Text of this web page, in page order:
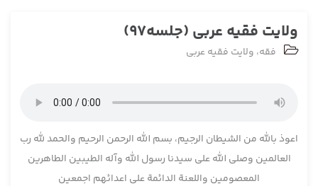
ولایت فقیه عربی (جلسه97)
فقه، ولایت فقیه عربی
اعوذ بالله من الشیطان الرجیم، بسم الله الرحمن الرحیم والحمد لله رب
العالمین وصلی الله علی سیدنا رسول الله وآله الطیبین الطاهرین
المعصومین واللعنة الدائمة علی اعدائهم اجمعین